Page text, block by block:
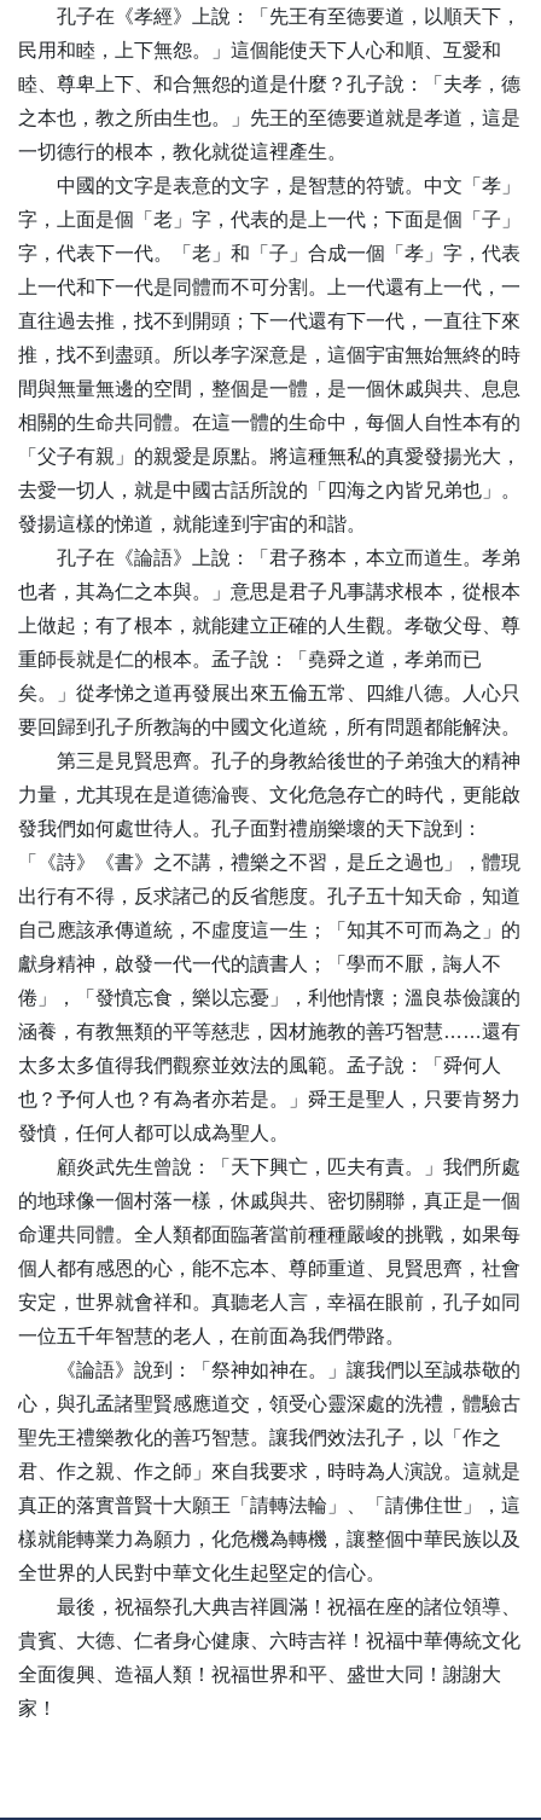
孔子在《孝經》上說：「先王有至德要道，以順天下，
民用和睦，上下無怨。」這個能使天下人心和順、互愛和
睦、尊卑上下、和合無怨的道是什麼？孔子說：「夫孝，德
之本也，教之所由生也。」先王的至德要道就是孝道，這是
一切德行的根本，教化就從這裡產生。
中國的文字是表意的文字，是智慧的符號。中文「孝」
字，上面是個「老」字，代表的是上一代；下面是個「子」
字，代表下一代。「老」和「子」合成一個「孝」字，代表
上一代和下一代是同體而不可分割。上一代還有上一代，一
直往過去推，找不到開頭；下一代還有下一代，一直往下來
推，找不到盡頭。所以孝字深意是，這個宇宙無始無終的時
間與無量無邊的空間，整個是一體，是一個休戚與共、息息
相關的生命共同體。在這一體的生命中，每個人自性本有的
「父子有親」的親愛是原點。將這種無私的真愛發揚光大，
去愛一切人，就是中國古話所說的「四海之內皆兄弟也」。
發揚這樣的悌道，就能達到宇宙的和諧。
孔子在《論語》上說：「君子務本，本立而道生。孝弟
也者，其為仁之本與。」意思是君子凡事講求根本，從根本
上做起；有了根本，就能建立正確的人生觀。孝敬父母、尊
重師長就是仁的根本。孟子說：「堯舜之道，孝弟而已
矣。」從孝悌之道再發展出來五倫五常、四維八德。人心只
要回歸到孔子所教誨的中國文化道統，所有問題都能解決。
第三是見賢思齊。孔子的身教給後世的子弟強大的精神
力量，尤其現在是道德淪喪、文化危急存亡的時代，更能啟
發我們如何處世待人。孔子面對禮崩樂壞的天下說到：
「《詩》《書》之不講，禮樂之不習，是丘之過也」，體現
出行有不得，反求諸己的反省態度。孔子五十知天命，知道
自己應該承傳道統，不虛度這一生；「知其不可而為之」的
獻身精神，啟發一代一代的讀書人；「學而不厭，誨人不
倦」，「發憤忘食，樂以忘憂」，利他情懷；溫良恭儉讓的
涵養，有教無類的平等慈悲，因材施教的善巧智慧……還有
太多太多值得我們觀察並效法的風範。孟子說：「舜何人
也？予何人也？有為者亦若是。」舜王是聖人，只要肯努力
發憤，任何人都可以成為聖人。
顧炎武先生曾說：「天下興亡，匹夫有責。」我們所處
的地球像一個村落一樣，休戚與共、密切關聯，真正是一個
命運共同體。全人類都面臨著當前種種嚴峻的挑戰，如果每
個人都有感恩的心，能不忘本、尊師重道、見賢思齊，社會
安定，世界就會祥和。真聽老人言，幸福在眼前，孔子如同
一位五千年智慧的老人，在前面為我們帶路。
《論語》說到：「祭神如神在。」讓我們以至誠恭敬的
心，與孔孟諸聖賢感應道交，領受心靈深處的洗禮，體驗古
聖先王禮樂教化的善巧智慧。讓我們效法孔子，以「作之
君、作之親、作之師」來自我要求，時時為人演說。這就是
真正的落實普賢十大願王「請轉法輪」、「請佛住世」，這
樣就能轉業力為願力，化危機為轉機，讓整個中華民族以及
全世界的人民對中華文化生起堅定的信心。
最後，祝福祭孔大典吉祥圓滿！祝福在座的諸位領導、
貴賓、大德、仁者身心健康、六時吉祥！祝福中華傳統文化
全面復興、造福人類！祝福世界和平、盛世大同！謝謝大
家！